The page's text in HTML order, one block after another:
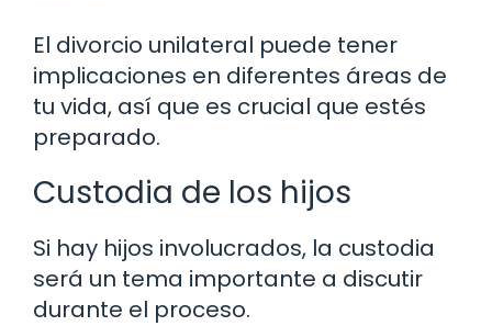
El divorcio unilateral puede tener
implicaciones en diferentes áreas de
tu vida, así que es crucial que estés
preparado.
Custodia de los hijos
Si hay hijos involucrados, la custodia
será un tema importante a discutir
durante el proceso.